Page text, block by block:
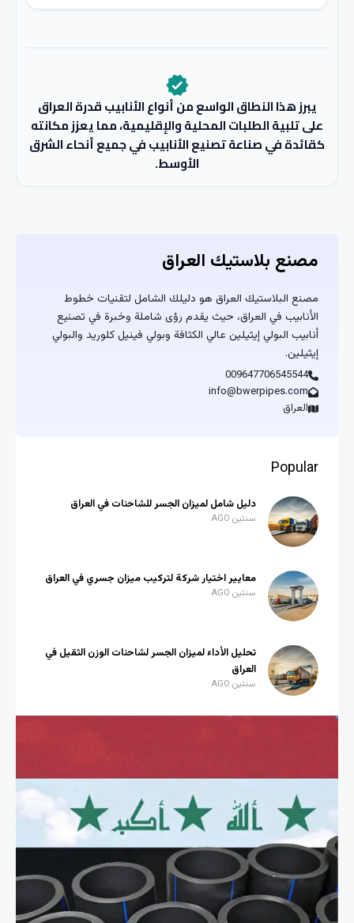
verified
يبرز هذا النطاق الواسع من أنواع الأنابيب قدرة العراق
على تلبية الطلبات المحلية والإقليمية، مما يعزز مكانته
كقائدة في صناعة تصنيع الأنابيب في جميع أنحاء الشرق
الأوسط.
مصنع بلاستيك العراق
مصنع البلاستيك العراق هو دليلك الشامل لتقنيات خطوط
الأنابيب في العراق، حيث يقدم رؤى شاملة وخبرة في تصنيع
أنابيب البولي إيثيلين عالي الكثافة وبولي فينيل كلوريد والبولي
إيثيلين.
009647706545544
info@bwerpipes.com
العراق
Popular
دليل شامل لميزان الجسر للشاحنات في العراق
سنتين AGO
معايير اختيار شركة لتركيب ميزان جسري في العراق
سنتين AGO
تحليل الأداء لميزان الجسر لشاحنات الوزن الثقيل في
العراق
سنتين AGO